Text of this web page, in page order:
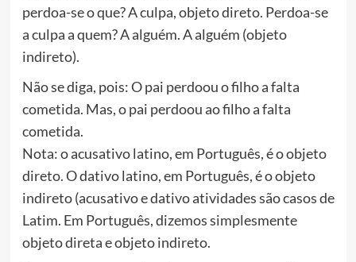
perdoa-se o que? A culpa, objeto direto. Perdoa-se
a culpa a quem? A alguém. A alguém (objeto
indireto).
Não se diga, pois: O pai perdoou o filho a falta
cometida. Mas, o pai perdoou ao filho a falta
cometida.
Nota: o acusativo latino, em Português, é o objeto
direto. O dativo latino, em Português, é o objeto
indireto (acusativo e dativo atividades são casos de
Latim. Em Português, dizemos simplesmente
objeto direta e objeto indireto.